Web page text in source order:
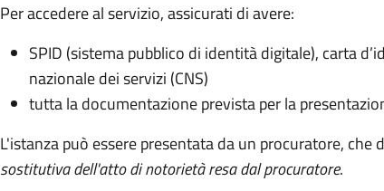
Per accedere al servizio, assicurati di avere:
SPID (sistema pubblico di identità digitale), carta
nazionale dei servizi (CNS)
tutta la documentazione prevista per la
L'istanza può essere presentata da un procuratore, che
sostitutiva dell'atto di notorietà resa dal procuratore.